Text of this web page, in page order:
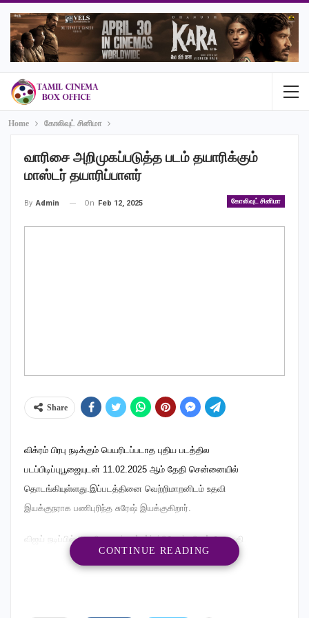
Home கோலிவுட் சினிமா
வாரிசை அறிமுகப்படுத்த படம் தயாரிக்கும்
மாஸ்டர் தயாரிப்பாளர்
கோலிவுட் சினிமா
By Admin On Feb 12, 2025
Share
விக்ரம் பிரபு நடிக்கும் பெயரிடப்படாத புதிய படத்தில
படப்பிடிப்புபூஜையுடன் 11.02.2025 ஆம் தேதி சென்னையில்
தொடங்கியுள்ளது.இப்படத்தினை வெற்றிமாறனிடம் உதவி
இயக்குநராக பணிபுரிந்த சுரேஷ் இயக்குகிறார்.
விஜய் நடிப்பில் வெளியான ‘மாஸ்டர்’, ‘லியோ’, விஜய் சேதுபதி
நடித்த ‘காத்து வாக்குல ரெண்டு காதல்’ படங்களை, செவன்
CONTINUE READING